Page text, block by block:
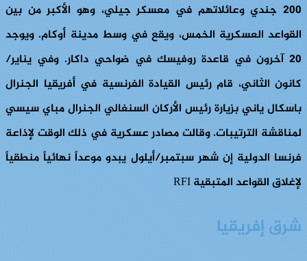
200 جندي وعائلاتهم في معسكر جيلي، وهو الأكبر من بين
القواعد العسكرية الخمس، ويقع في وسط مدينة أوكام. ويوجد
20 آخرون في قاعدة روفيسك في ضواحي داكار. وفي يناير/
كانون الثاني، قام رئيس القيادة الفرنسية في أفريقيا الجنرال
باسكال ياني بزيارة رئيس الأركان السنغالي الجنرال مباي سيسي
لمناقشة الترتيبات. وقالت مصادر عسكرية في ذلك الوقت لإذاعة
فرنسا الدولية إن شهر سبتمبر/أيلول يبدو موعداً نهائياً منطقياً
لإغلاق القواعد المتبقية RFI
شرق إفريقيا